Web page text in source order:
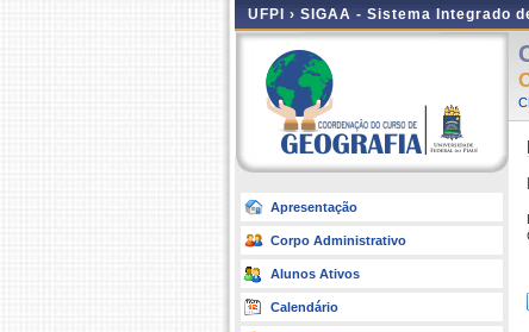
UFPI › SIGAA - Sistema Integrado
Apresentação
Corpo Administrativo
Alunos Ativos
Calendário